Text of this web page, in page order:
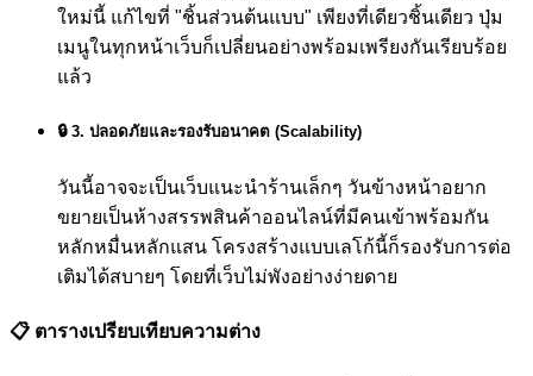
ใหม่นี้ แก้ไขที่ "ชิ้นส่วนต้นแบบ" เพียงที่เดียวชิ้นเดียว ปุ่ม
เมนูในทุกหน้าเว็บก็เปลี่ยนอย่างพร้อมเพรียงกันเรียบร้อย
แล้ว
🔒 3. ปลอดภัยและรองรับอนาคต (Scalability)
วันนี้อาจจะเป็นเว็บแนะนำร้านเล็กๆ วันข้างหน้าอยาก
ขยายเป็นห้างสรรพสินค้าออนไลน์ที่มีคนเข้าพร้อมกัน
หลักหมื่นหลักแสน โครงสร้างแบบเลโก้นี้ก็รองรับการต่อ
เติมได้สบายๆ โดยที่เว็บไม่พังอย่างง่ายดาย
📋 ตารางเปรียบเทียบความต่าง